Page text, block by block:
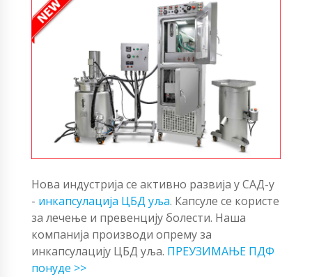
Нова индустрија се активно развија у САД-у
- инкапсулација ЦБД уља. Капсуле се користе
за лечење и превенцију болести. Наша
компанија производи опрему за
инкапсулацију ЦБД уља. ПРЕУЗИМАЊЕ ПДФ
понуде >>